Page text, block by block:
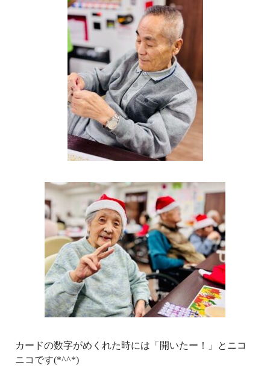
カードの数字がめくれた時には「開いたー！」とニコ
ニコです(*^^*)